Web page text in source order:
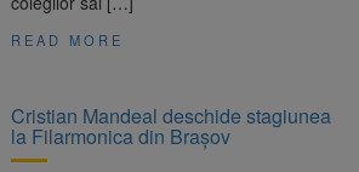
READ MORE
Cristian Mandeal deschide stagiunea
la Filarmonica din Brașov